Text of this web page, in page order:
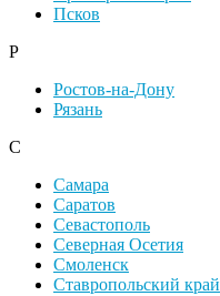
Псков
Р
Ростов-на-Дону
Рязань
С
Самара
Саратов
Севастополь
Северная Осетия
Смоленск
Ставропольский край